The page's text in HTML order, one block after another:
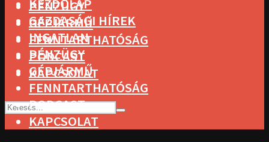
PÉNZÜGY
GÉPJÁRMŰ
FENNTARTHATÓSÁG
PODCAST
KAPCSOLAT
KEZDŐLAP
GAZDASÁGI HÍREK
INGATLAN
PÉNZÜGY
GÉPJÁRMŰ
FENNTARTHATÓSÁG
PODCAST
KAPCSOLAT